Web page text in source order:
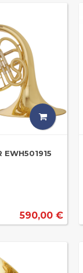
EWH501915
590,00 €